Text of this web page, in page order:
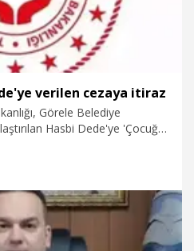
verilen cezaya itiraz
Görele Belediye
Hasbi Dede'ye 'Çocuğa